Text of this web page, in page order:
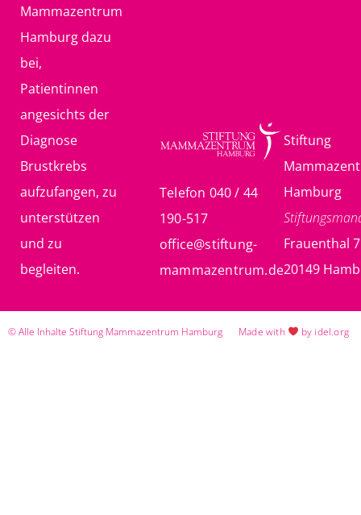
Mammazentrum
Hamburg dazu
bei,
Patientinnen
angesichts der
Diagnose
Brustkrebs
aufzufangen, zu
unterstützen
und zu
begleiten.
Telefon 040 / 44
190-517
office@stiftung-
mammazentrum.de
Stiftung
Hamburg
Frauenthal 7
20149
© Alle Inhalte Stiftung Mammazentrum Hamburg Made with by idel.org